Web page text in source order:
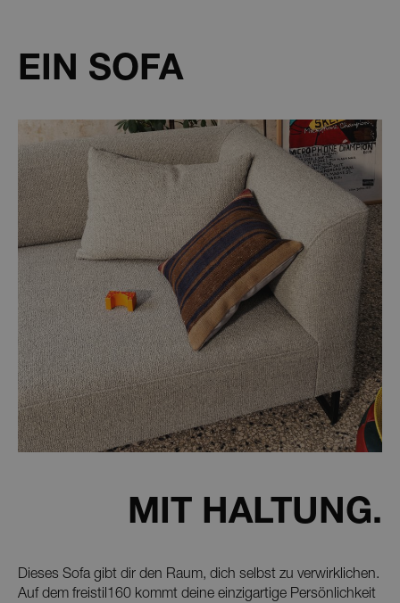
EIN SOFA
Dieses Sofa gibt dir den Raum, dich selbst zu verwirklichen.
Auf dem freistil160 kommt deine einzigartige Persönlichkeit
MIT HALTUNG.